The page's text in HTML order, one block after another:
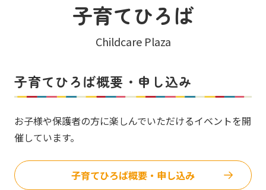
子育てひろば
Childcare Plaza
子育てひろば概要・申し込み
お子様や保護者の方に楽しんでいただけるイベントを開
催しています。
子育てひろば概要・申し込み